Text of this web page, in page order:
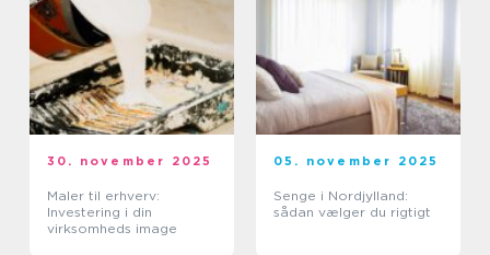
30. november 2025
Maler til erhverv:
Investering i din
virksomheds image
05. november 2025
Senge i Nordjylland:
sådan vælger du rigtigt